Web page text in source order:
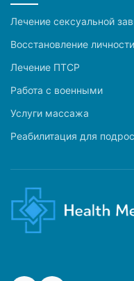
Лечение сексуальной
Восстановление личности
Лечение ПТСР
Работа с военными
Услуги массажа
Реабилитация для